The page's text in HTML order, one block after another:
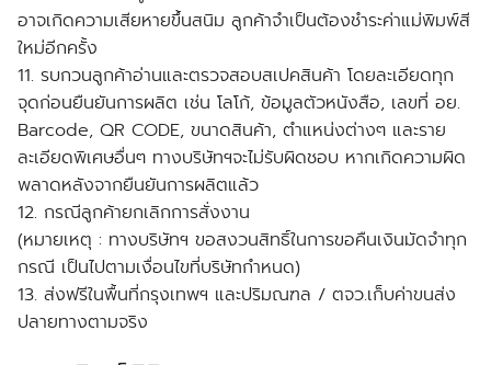
อาจเกิดความเสียหายขึ้นสนิม ลูกค้าจำเป็นต้องชำระค่าแม่พิมพ์สี
ใหม่อีกครั้ง
11. รบกวนลูกค้าอ่านและตรวจสอบสเปคสินค้า โดยละเอียดทุก
จุดก่อนยืนยันการผลิต เช่น โลโก้, ข้อมูลตัวหนังสือ, เลขที่ อย.
Barcode, QR CODE, ขนาดสินค้า, ตำแหน่งต่างๆ และราย
ละเอียดพิเศษอื่นๆ ทางบริษัทฯจะไม่รับผิดชอบ หากเกิดความผิด
พลาดหลังจากยืนยันการผลิตแล้ว
12. กรณีลูกค้ายกเลิกการสั่งงาน
(หมายเหตุ : ทางบริษัทฯ ขอสงวนสิทธิ์ในการขอคืนเงินมัดจำทุก
กรณี เป็นไปตามเงื่อนไขที่บริษัทกำหนด)
13. ส่งฟรีในพื้นที่กรุงเทพฯ และปริมณฑล / ตจว.เก็บค่าขนส่ง
ปลายทางตามจริง